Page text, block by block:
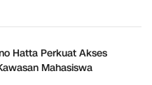
Hatta Perkuat Akses
Mahasiswa